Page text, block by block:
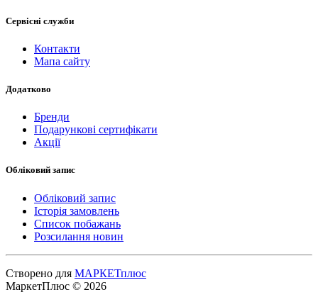
Сервісні служби
Контакти
Мапа сайту
Додатково
Бренди
Подарункові сертифікати
Акції
Обліковий запис
Обліковий запис
Історія замовлень
Список побажань
Розсилання новин
Створено для МАРКЕТплюс
МаркетПлюс © 2026